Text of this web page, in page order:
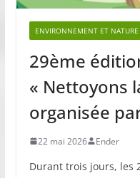
ENVIRONNEMENT ET NATURE
29ème
« Nettoyons
organisée
22 mai 2026 Ender
Durant trois jours, les